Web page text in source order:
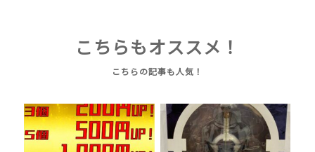
こちらもオススメ！